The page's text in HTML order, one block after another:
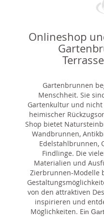
Onlineshop
Gartenbrunnen
Menschheit. Sie
Gartenkultur und nicht
heimischer
Shop bietet
Wandbrunnen,
Edelstahlbrunnen,
Findlinge. Die
Materialien und
Zierbrunnen-Modelle
von den attraktiven
inspirieren und
Möglichkeiten. Ein